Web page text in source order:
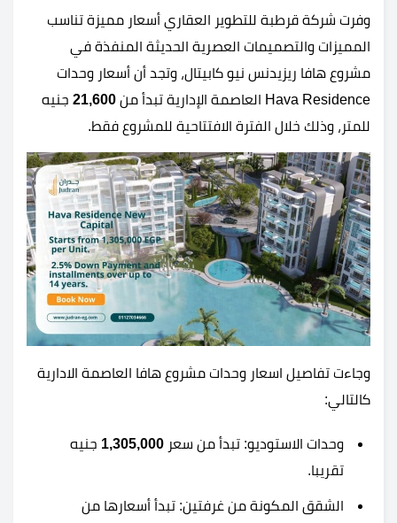
وفرت شركة قرطبة للتطوير العقاري أسعار مميزة تناسب
المميزات والتصميمات العصرية الحديثة المنفذة في
مشروع هافا ريزيدنس نيو كابيتال، وتجد أن أسعار وحدات
Hava Residence العاصمة الإدارية تبدأ من
21,600 جنيه
للمتر، وذلك خلال الفترة الافتتاحية للمشروع فقط.
وجاءت تفاصيل اسعار وحدات مشروع هافا العاصمة الادارية
كالتالي:
وحدات الاستوديو: تبدأ من سعر 1,305,000 جنيه
تقريبا.
الشقق المكونة من غرفتين: تبدأ أسعارها من